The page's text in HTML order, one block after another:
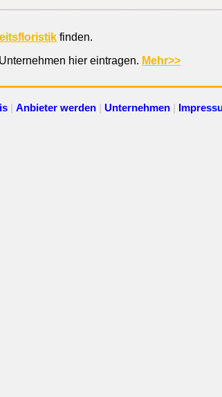
finden.
hier eintragen. Mehr>>
| Anbieter werden | Unternehmen |